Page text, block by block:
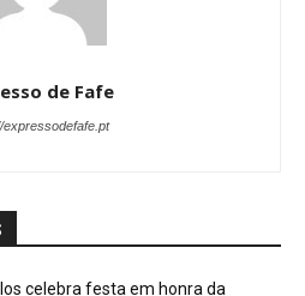
de Fafe
expressodefafe.pt
celebra festa em honra da